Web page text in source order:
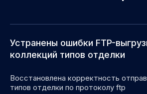
Устранены ошибки FTP-
коллекций типов отделки
Восстановлена корректность
типов отделки по протоколу ftp